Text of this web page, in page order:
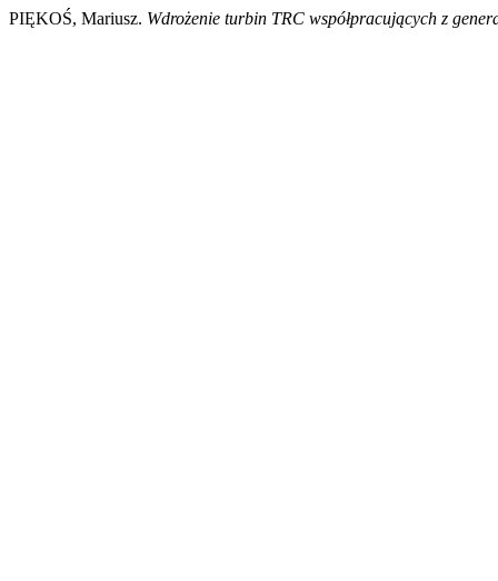
PIĘKOŚ, Mariusz. Wdrożenie turbin TRC współpracujących z